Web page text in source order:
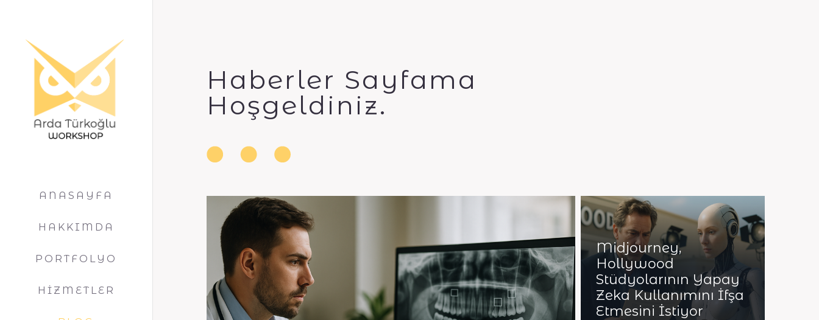
ANASAYFA
HAKKIMDA
PORTFOLYO
HİZMETLER
Haberler Sayfama
Hoşgeldiniz.
Midjourney,
Hollywood
Stüdyolarının Yapay
Zeka Kullanımını İfşa
Etmesini İstiyor